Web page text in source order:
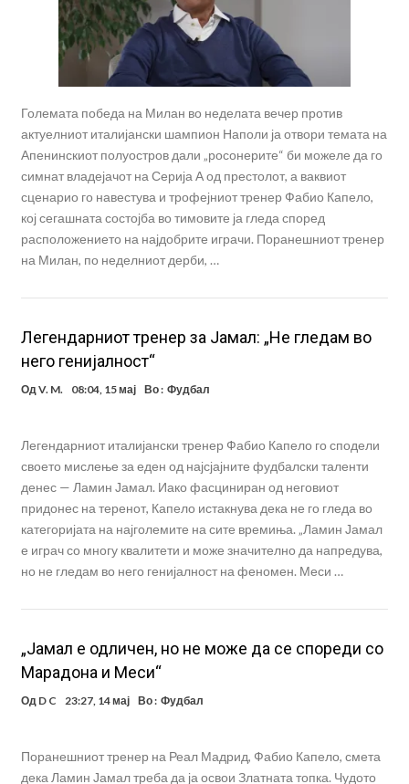
Големата победа на Милан во неделата вечер против
актуелниот италијански шампион Наполи ја отвори темата на
Апенинскиот полуостров дали „росонерите“ би можеле да го
симнат владејачот на Серија А од престолот, а ваквиот
сценарио го навестува и трофејниот тренер Фабио Капело,
кој сегашната состојба во тимовите ја гледа според
расположението на најдобрите играчи. Поранешниот тренер
на Милан, по неделниот дерби, …
Легендарниот тренер за Јамал: „Не гледам во
него генијалност“
ОдV. M. 08:04, 15 мај Во : Фудбал
Легендарниот италијански тренер Фабио Капело го сподели
своето мислење за еден од најсјајните фудбалски таленти
денес — Ламин Јамал. Иако фасциниран од неговиот
придонес на теренот, Капело истакнува дека не го гледа во
категоријата на најголемите на сите времиња. „Ламин Јамал
е играч со многу квалитети и може значително да напредува,
но не гледам во него генијалност на феномен. Меси …
„Јамал е одличен, но не може да се спореди со
Марадона и Меси“
Од D C 23:27, 14 мај Во : Фудбал
Поранешниот тренер на Реал Мадрид, Фабио Капело, смета
дека Ламин Јамал треба да ја освои Златната топка. Чудото